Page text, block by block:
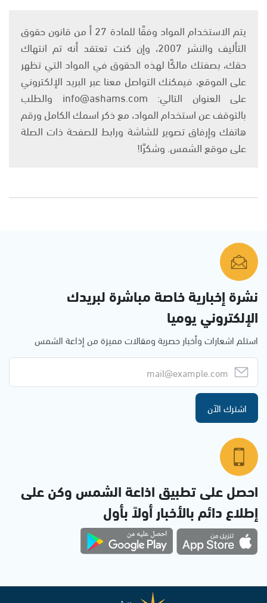
يتم الاستخدام المواد وفقًا للمادة 27 أ من قانون حقوق
التأليف والنشر 2007، وإن كنت تعتقد أنه تم انتهاك
حقك، بصفتك مالكًا لهذه الحقوق في المواد التي تظهر
على الموقع، فيمكنك التواصل معنا عبر البريد الإلكتروني
على العنوان التالي: info@ashams.com والطلب
بالتوقف عن استخدام المواد، مع ذكر اسمك الكامل ورقم
هاتفك وإرفاق تصوير للشاشة ورابط للصفحة ذات الصلة
على موقع الشمس. وشكرًا!
نشرة إخبارية خاصة مباشرة لبريدك
الإلكتروني يوميا
استلم اشعارات وأخبار حصرية ومقالات مميزة من إذاعة الشمس
اشترك الآن
احصل على تطبيق اذاعة الشمس وكن على
إطلاع دائم بالأخبار أولاً بأول